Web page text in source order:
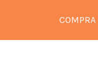
COMPRA